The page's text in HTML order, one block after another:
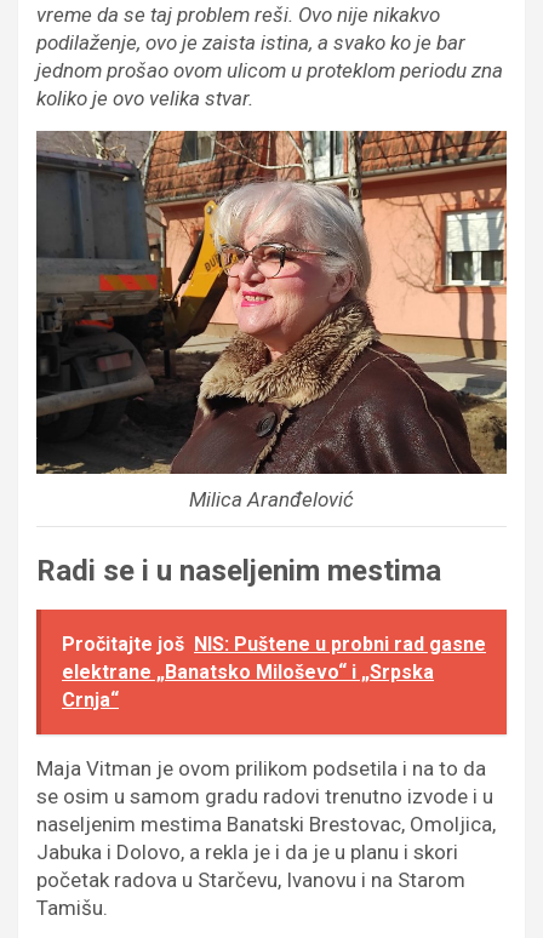
vreme da se taj problem reši. Ovo nije nikakvo
podilaženje, ovo je zaista istina, a svako ko je bar
jednom prošao ovom ulicom u proteklom periodu zna
koliko je ovo velika stvar.
Milica Aranđelović
Radi se i u naseljenim mestima
Pročitajte još NIS: Puštene u probni rad gasne
elektrane „Banatsko Miloševo“ i „Srpska
Crnja“
Maja Vitman je ovom prilikom podsetila i na to da
se osim u samom gradu radovi trenutno izvode i u
naseljenim mestima Banatski Brestovac, Omoljica,
Jabuka i Dolovo, a rekla je i da je u planu i skori
početak radova u Starčevu, Ivanovu i na Starom
Tamišu.